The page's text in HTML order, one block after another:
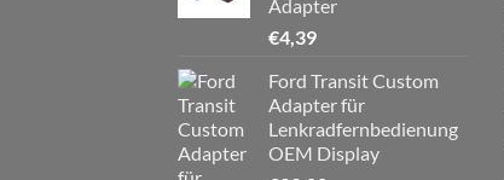
Adapter
€4,39
Ford Transit Custom
Adapter für
Lenkradfernbedienung
OEM Display